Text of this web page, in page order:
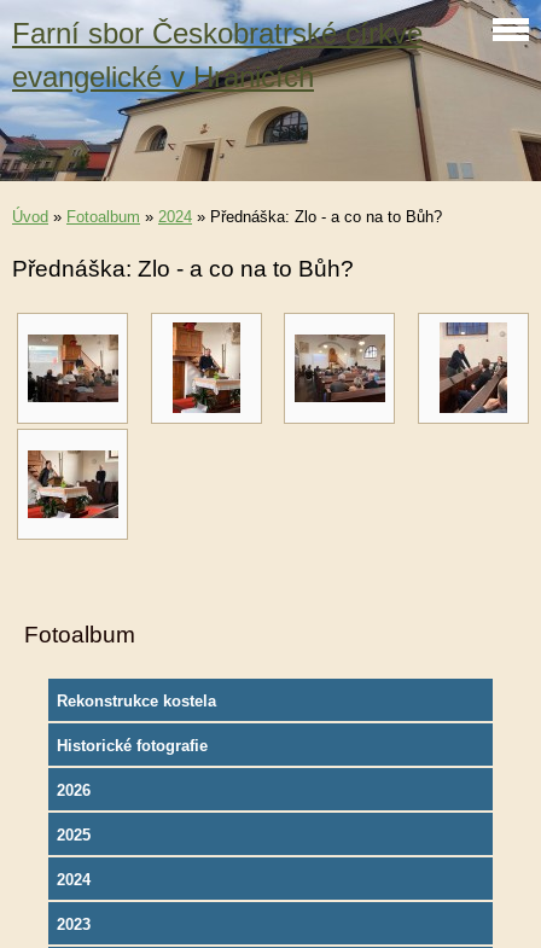
Farní sbor Českobratrské církve
evangelické v Hranicích
Úvod » Fotoalbum » 2024 » Přednáška: Zlo - a co na to Bůh?
Přednáška: Zlo - a co na to Bůh?
Fotoalbum
Rekonstrukce kostela
Historické fotografie
2026
2025
2024
2023